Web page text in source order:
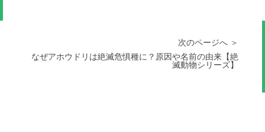
次のページへ ＞
なぜアホウドリは絶滅危惧種に？原因や名前の由来【絶
滅動物シリーズ】